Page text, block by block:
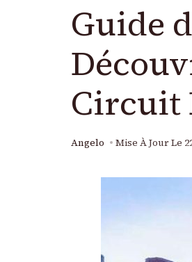
Guide
Circuit
Angelo Mise À Jour Le